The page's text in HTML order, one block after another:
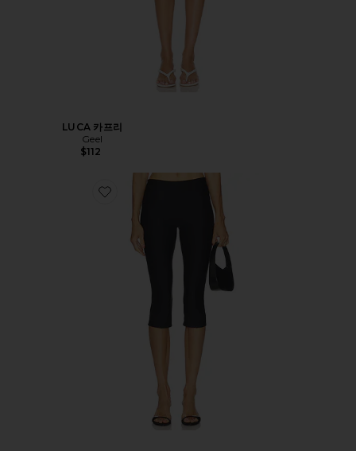
LUCA 카프리
Geel
$112